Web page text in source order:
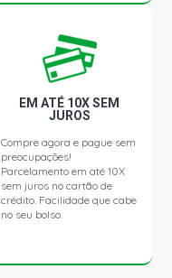
EM ATÉ 10X SEM
JUROS
Compre agora e pague sem
preocupações!
Parcelamento em até 10X
sem juros no cartão de
crédito. Facilidade que cabe
no seu bolso.